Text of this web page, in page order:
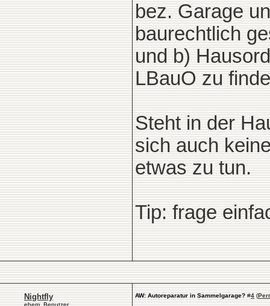
bez. Garage
baurechtlich
und b)
LBauO zu
Steht in der
sich auch
etwas zu tun.
Tip: frage
Nightfly
ehem. Benutzer
AW: Autoreparatur in Sammelgarage? #4 (